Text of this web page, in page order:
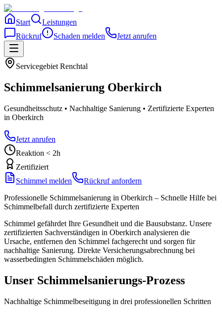
Start
Leistungen
Rückruf
Schaden melden Jetzt anrufen
Servicegebiet Renchtal
Schimmelsanierung Oberkirch
Gesundheitsschutz • Nachhaltige Sanierung • Zertifizierte Experten
in Oberkirch
Jetzt anrufen
Reaktion < 2h
Zertifiziert
Schimmel melden
Rückruf anfordern
Professionelle Schimmelsanierung in Oberkirch – Schnelle Hilfe bei
Schimmelbefall durch zertifizierte Experten
Schimmel gefährdet Ihre Gesundheit und die Bausubstanz. Unsere
zertifizierten Sachverständigen in Oberkirch analysieren die
Ursache, entfernen den Schimmel fachgerecht und sorgen für
nachhaltige Sanierung. Direkte Versicherungsabrechnung bei
wasserbedingten Schimmelschäden möglich.
Unser Schimmelsanierungs-Prozess
Nachhaltige Schimmelbeseitigung in drei professionellen Schritten